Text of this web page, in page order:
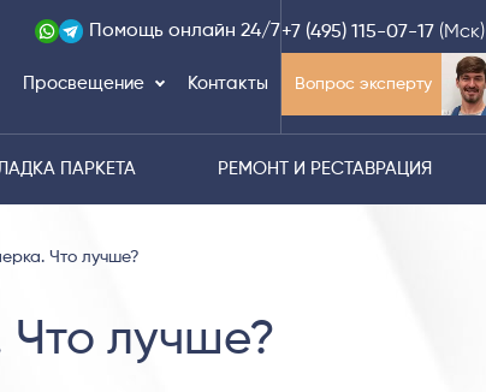
Просвещение Контакты
Помощь онлайн 24/7+7 (495) 115-07-17 (Мск)
Вопрос эксперту
ПАРКЕТА РЕМОНТ И РЕСТАВРАЦИЯ
Что лучше?
лучше?